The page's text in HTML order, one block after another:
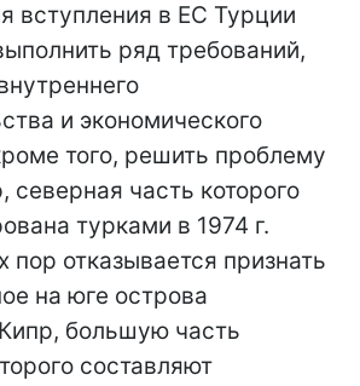
вступления в ЕС Турции
ряд требований,
и экономического
того, решить проблему
северная часть которого
турками в 1974 г.
пор отказывается признать
на юге острова
большую часть
составляют